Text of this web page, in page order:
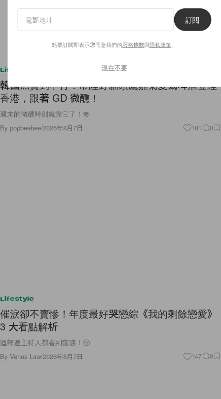
Lifestyle
韓國熱賣到不行：常陸野貓頭鷹雛菊愛爾啤酒登陸
香港，跟著 GD 微醺！
週末的微醺時刻就靠它了！🍻
By popbeebee/2026年8月7日 101 0
Lifestyle
催淚卻不賣慘！年度最好哭戀綜《我的剩餘戀愛》
3 大看點解析
這部連主持人都看到落淚！🥺
By Venus Law/2026年8月7日 147 0
訂閱
點擊訂閱即表示您同意我們的服務條款與隱私政策
現在不要